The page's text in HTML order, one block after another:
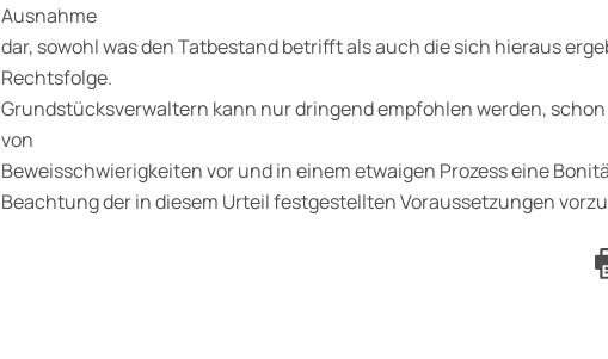
Ausnahme
dar, sowohl was den Tatbestand betrifft als auch die sich hieraus
Rechtsfolge.
Grundstücksverwaltern kann nur dringend empfohlen werden,
von
Beweisschwierigkeiten vor und in einem etwaigen Prozess eine
Beachtung der in diesem Urteil festgestellten Voraussetzungen